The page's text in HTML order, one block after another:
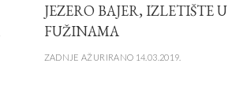
JEZERO BAJER, IZLETIŠTE U
FUŽINAMA
ZADNJE AŽURIRANO 14.03.2019.